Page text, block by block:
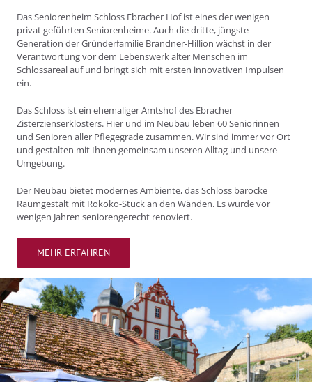
Das Seniorenheim Schloss Ebracher Hof ist eines der wenigen
privat geführten Seniorenheime. Auch die dritte, jüngste
Generation der Gründerfamilie Brandner-Hillion wächst in der
Verantwortung vor dem Lebenswerk alter Menschen im
Schlossareal auf und bringt sich mit ersten innovativen Impulsen
ein.
Das Schloss ist ein ehemaliger Amtshof des Ebracher
Zisterzienserklosters. Hier und im Neubau leben 60 Seniorinnen
und Senioren aller Pflegegrade zusammen. Wir sind immer vor Ort
und gestalten mit Ihnen gemeinsam unseren Alltag und unsere
Umgebung.
Der Neubau bietet modernes Ambiente, das Schloss barocke
Raumgestalt mit Rokoko-Stuck an den Wänden. Es wurde vor
wenigen Jahren seniorengerecht renoviert.
MEHR ERFAHREN